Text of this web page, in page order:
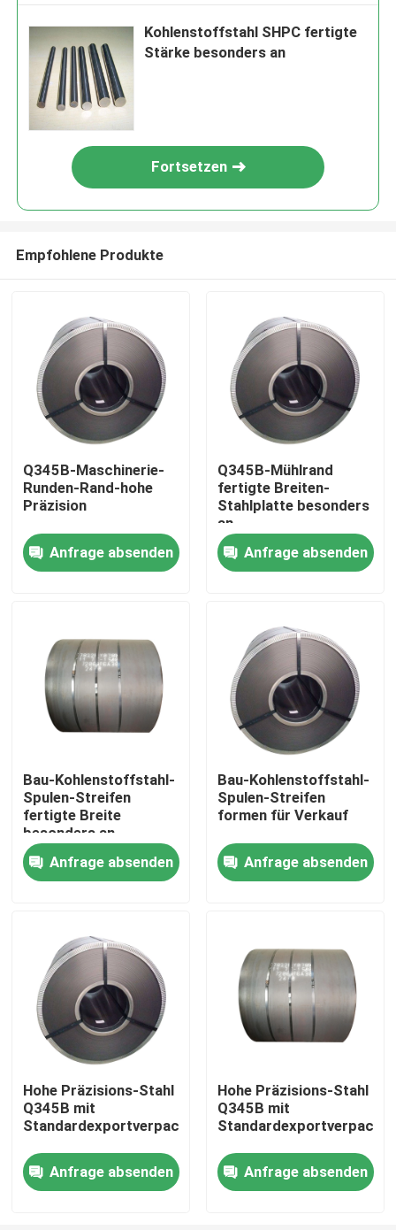
Haus
Produkte
Videos
Über uns
Fabrik-Ausflug
Qualitätskontrolle
Treten Sie mit uns in Verbindung
Fordern Sie ein Zitat
Aluminiumblatt-Platte
Kohlenstoffstahl SHPC fertigte
Stärke besonders an
Fortsetzen
Empfohlene Produkte
Q345B-Maschinerie-
Runden-Rand-hohe
Präzision
Anfrage absenden
Q345B-Mühlrand
fertigte Breiten-
Stahlplatte besonders
an
Anfrage absenden
Bau-Kohlenstoffstahl-
Spulen-Streifen
fertigte Breite
besonders an
Anfrage absenden
Bau-Kohlenstoffstahl-
Spulen-Streifen
formen für Verkauf
Anfrage absenden
Hohe Präzisions-Stahl
Q345B mit
Standardexportverpackung
Anfrage absenden
Hohe Präzisions-Stahl
Q345B mit
Anfrage absenden